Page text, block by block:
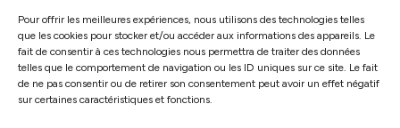
Pour offrir les meilleures expériences, nous utilisons des technologies telles
que les cookies pour stocker et/ou accéder aux informations des appareils. Le
fait de consentir à ces technologies nous permettra de traiter des données
telles que le comportement de navigation ou les ID uniques sur ce site. Le fait
de ne pas consentir ou de retirer son consentement peut avoir un effet négatif
sur certaines caractéristiques et fonctions.
Contactez-nous